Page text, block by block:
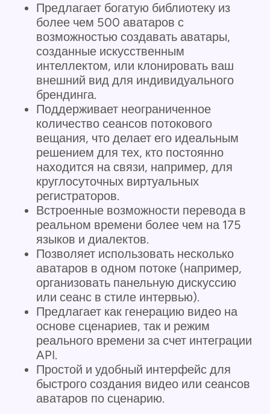
Предлагает богатую библиотеку из
более чем 500 аватаров с
возможностью создавать аватары,
созданные искусственным
интеллектом, или клонировать ваш
внешний вид для индивидуального
брендинга.
Поддерживает неограниченное
количество сеансов потокового
вещания, что делает его идеальным
решением для тех, кто постоянно
находится на связи, например, для
круглосуточных виртуальных
регистраторов.
Встроенные возможности перевода в
реальном времени более чем на 175
языков и диалектов.
Позволяет использовать несколько
аватаров в одном потоке (например,
организовать панельную дискуссию
или сеанс в стиле интервью).
Предлагает как генерацию видео на
основе сценариев, так и режим
реального времени за счет интеграции
API.
Простой и удобный интерфейс для
быстрого создания видео или сеансов
аватаров по сценарию.